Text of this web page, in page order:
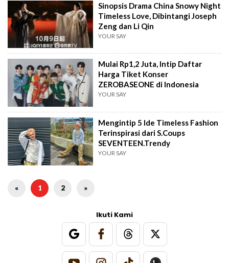
Sinopsis Drama China Snowy Night
Timeless Love, Dibintangi Joseph
Zeng dan Li Qin
YOUR SAY
Mulai Rp1,2 Juta, Intip Daftar
Harga Tiket Konser
ZEROBASEONE di Indonesia
YOUR SAY
Mengintip 5 Ide Timeless Fashion
Terinspirasi dari S.Coups
SEVENTEEN.Trendy
YOUR SAY
« 1 2 »
Ikuti Kami